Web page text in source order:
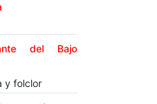
del Bajo
y folclor